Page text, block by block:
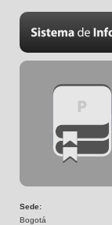
Sede:
Bogotá